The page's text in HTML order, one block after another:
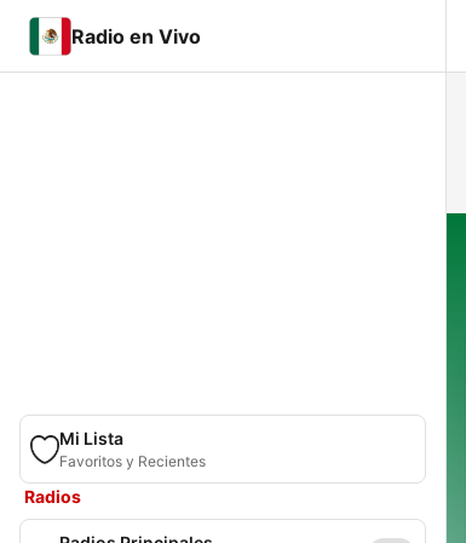
Radio en Vivo
Mi Lista
Favoritos y Recientes
Radios